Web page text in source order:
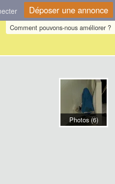
Déposer une annonce
Comment pouvons-nous améliorer ?